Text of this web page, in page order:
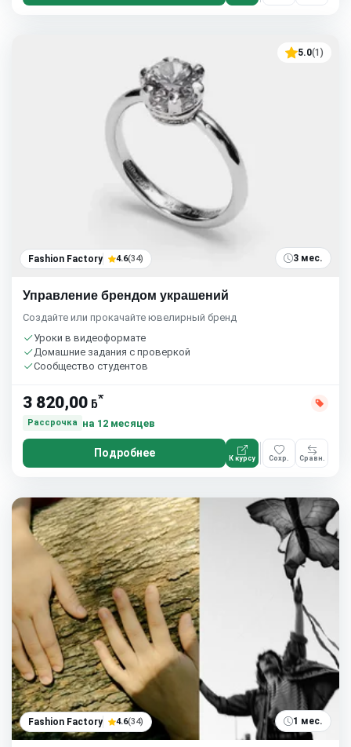
5.0(1)
Fashion Factory 4.6(34) 3 мес.
Управление брендом украшений
Создайте или прокачайте ювелирный бренд
Уроки в видеоформате
Домашние задания с проверкой
Сообщество студентов
3 820,00 ƃ*
Рассрочка на 12 месяцев
Подробнее К курсу Сохр. Сравн.
Fashion Factory 4.6(34) 1 мес.